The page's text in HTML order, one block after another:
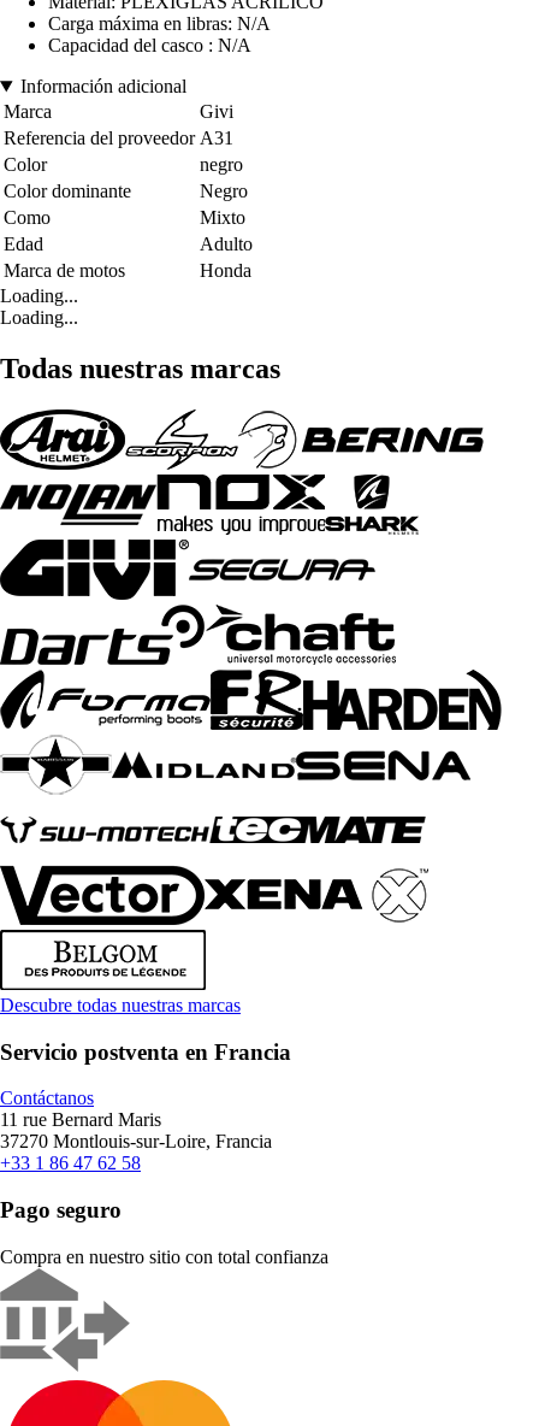
Carga máxima en libras: N/A
Capacidad del casco : N/A
Información adicional
Marca
Givi
Referencia del proveedor A31
Color
negro
Color dominante
Negro
Como
Mixto
Edad
Adulto
Marca de motos
Honda
Loading...
Loading...
Todas nuestras marcas
Descubre todas nuestras marcas
Servicio postventa en Francia
Contáctanos
11 rue Bernard Maris
37270 Montlouis-sur-Loire, Francia
+33 1 86 47 62 58
Pago seguro
Compra en nuestro sitio con total confianza